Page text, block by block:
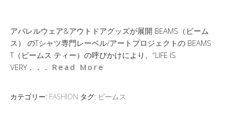
アパレルウェア&アウトドアグッズが展開 BEAMS（ビーム
ス） のTシャツ専門レーベル/アートプロジェクトの BEAMS
T（ビームス ティー）の呼びかけにより、“LIFE IS
VERY．．． Read More
カテゴリー: FASHION タグ: ビームス